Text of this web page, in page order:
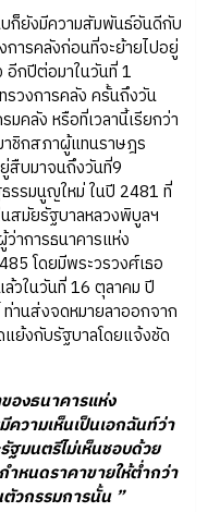
ยังมีความสัมพันธ์อันดีกับ
ารคลังก่อนที่จะย้ายไปอยู่
อีกปีต่อมาในวันที่ 1
วงการคลัง ครั้นถึงวัน
คลัง หรือที่เวลานี้เรียกว่า
ชิกสภาผู้แทนราษฎร
สืบมาจนถึงวันที่9
รรมนูญใหม่ ในปี 2481 ที่
สมัยรัฐบาลหลวงพิบูลฯ
าการธนาคารแห่ง
โดยมีพระวรวงศ์เธอ
วในวันที่ 16 ตุลาคม ปี
านส่งจดหมายลาออกจาก
ย้งกับรัฐบาลโดยแจ้งชัด
องธนาคารแห่ง
วามเห็นเป็นเอกฉันท์ว่า
ฐมนตรีไม่เห็นชอบด้วย
ำหนดราคาขายให้ต่ำกว่า
วกรรมการนั้น ”